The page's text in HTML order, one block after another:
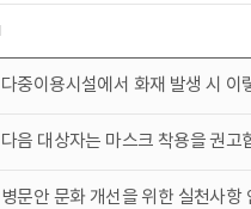
다중이용시설에서 화재 발생 시 이
다음 대상자는 마스크 착용을 권고
병문안 문화 개선을 위한 실천사항